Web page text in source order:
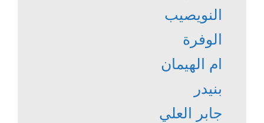
النويصيب
الوفرة
ام الهيمان
بنيدر
جابر العلي